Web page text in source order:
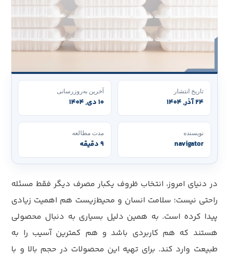
تاریخ انتشار
۲۴ آذر, ۱۴۰۴
آخرین به‌روزرسانی
۱۰ دی, ۱۴۰۴
نویسنده
navigator
مدت مطالعه
۹ دقیقه
در دنیای امروز، انتخاب ظروف یکبار مصرف دیگر فقط مسئله
راحتی نیست؛ سلامت انسان و محیط‌زیست هم اهمیت زیادی
پیدا کرده است. به همین دلیل بسیاری به دنبال محصولی
هستند که هم کاربردی باشد و هم کمترین آسیب را به
طبیعت وارد کند. برای تهیه این محصولات در حجم بالا و با